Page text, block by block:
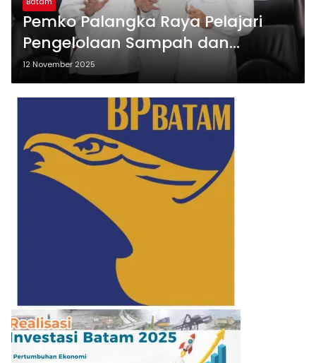
Pemko Palangka Raya Pelajari
Pengelolaan Sampah dan
Pertanahan ke Kota Batam
12 November 2025